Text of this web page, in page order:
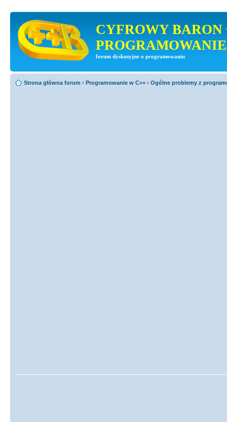
CYFROWY BARON
PROGRAMOWANIE
forum dyskusyjne o programowaniu
Strona główna forum ‹ Programowanie w C++ ‹ Ogólne problemy z